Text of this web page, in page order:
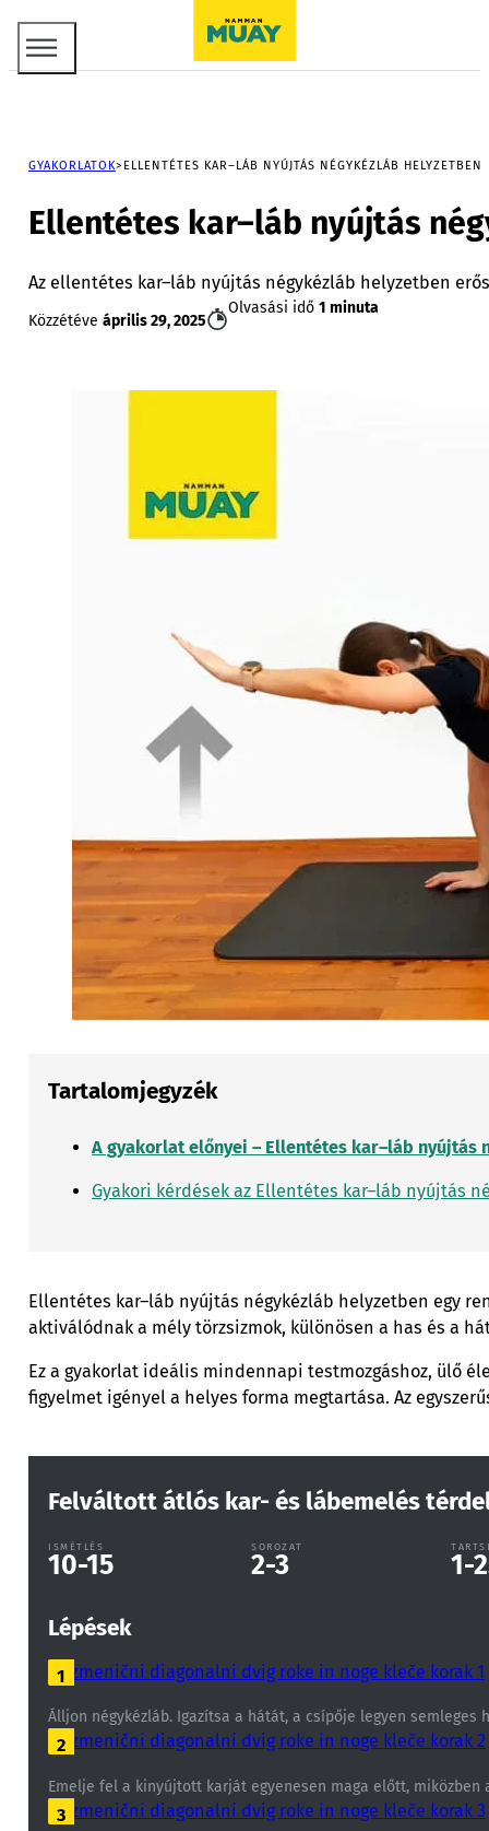
GYAKORLATOK ELLENTÉTES KAR–LÁB NYÚJTÁS NÉGYKÉZLÁB HELYZETBEN
Ellentétes kar–láb nyújtás
Az ellentétes kar–láb nyújtás négykézláb helyzetben
Közzétéve április 29, 2025
Olvasási idő 1 minuta
Tartalomjegyzék
A gyakorlat előnyei – Ellentétes kar–láb nyújtás
Gyakori kérdések az Ellentétes kar–láb nyújtás
Ellentétes kar–láb nyújtás négykézláb helyzetben egy
aktiválódnak a mély törzsizmok, különösen a has és a
Ez a gyakorlat ideális mindennapi testmozgáshoz, ülő
figyelmet igényel a helyes forma megtartása. Az
Felváltott átlós kar- és lábemelés
ISMÉTLÉS
10-15
SOROZAT
2-3 1-2
Lépések
1
Álljon négykézláb. Igazítsa a hátát, a csípője legyen semleges
2
Emelje fel a kinyújtott karját egyenesen maga előtt,
3